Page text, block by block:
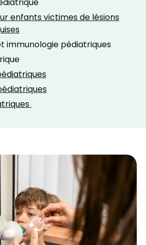
enfants victimes de lésions
immunologie pédiatriques